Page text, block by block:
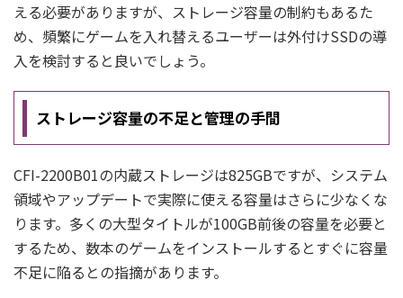
える必要がありますが、ストレージ容量の制約もあるた
め、頻繁にゲームを入れ替えるユーザーは外付けSSDの導
入を検討すると良いでしょう。
ストレージ容量の不足と管理の手間
CFI-2200B01の内蔵ストレージは825GBですが、システム
領域やアップデートで実際に使える容量はさらに少なくな
ります。多くの大型タイトルが100GB前後の容量を必要と
するため、数本のゲームをインストールするとすぐに容量
不足に陥るとの指摘があります。